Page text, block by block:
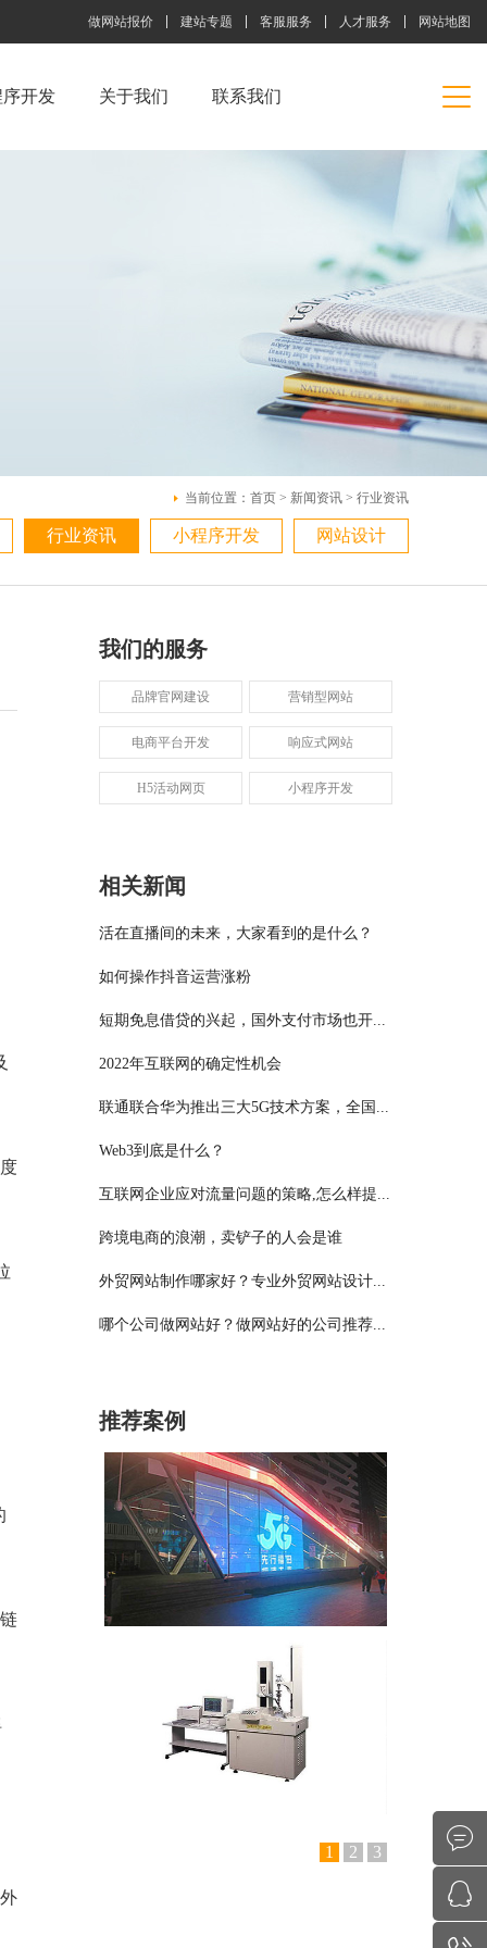
做网站报价 建站专题 客服服务 人才服务 网站地图
开发 关于我们 联系我们
当前位置： 首页 > 新闻资讯 > 行业资讯
行业资讯 小程序开发 网站设计
我们的服务
品牌官网建设 营销型网站
电商平台开发 响应式网站
H5活动网页 小程序开发
相关新闻
活在直播间的未来，大家看到的是什么？
如何操作抖音运营涨粉
短期免息借贷的兴起，国外支付市场也开...
2022年互联网的确定性机会
联通联合华为推出三大5G技术方案，全国...
Web3到底是什么？
互联网企业应对流量问题的策略,怎么样提...
跨境电商的浪潮，卖铲子的人会是谁
外贸网站制作哪家好？专业外贸网站设计...
哪个公司做网站好？做网站好的公司推荐...
推荐案例
1 2 3